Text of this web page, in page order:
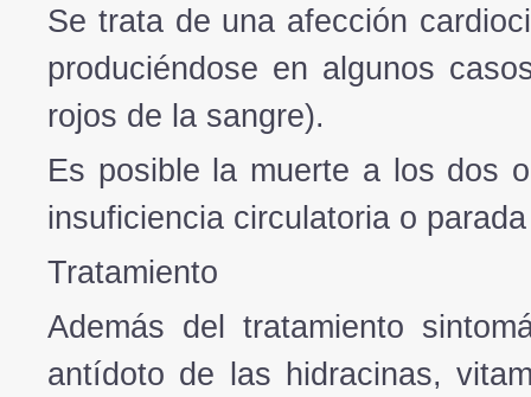
Se trata de una afección
produciéndose en algunos
rojos de la sangre).
Es posible la muerte a los dos
insuficiencia circulatoria o
Tratamiento
Además del tratamiento
antídoto de las hidracinas,